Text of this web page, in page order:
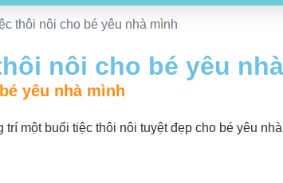
thôi nôi cho bé yêu nhà mình
nôi cho bé yêu
yêu nhà mình
một buổi tiệc thôi nôi tuyệt đẹp cho bé yêu